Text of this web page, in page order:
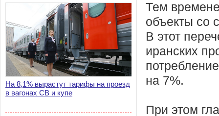
На 8,1% вырастут тарифы на проезд
в вагонах СВ и купе
Тем
объекты со
В этот
иранских
на 7%.
При этом